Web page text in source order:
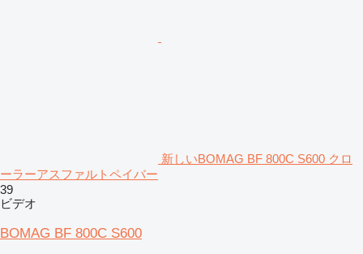
新しいBOMAG BF 800C S600 クロ
ーラーアスファルトペイバー
39
ビデオ
BOMAG BF 800C S600